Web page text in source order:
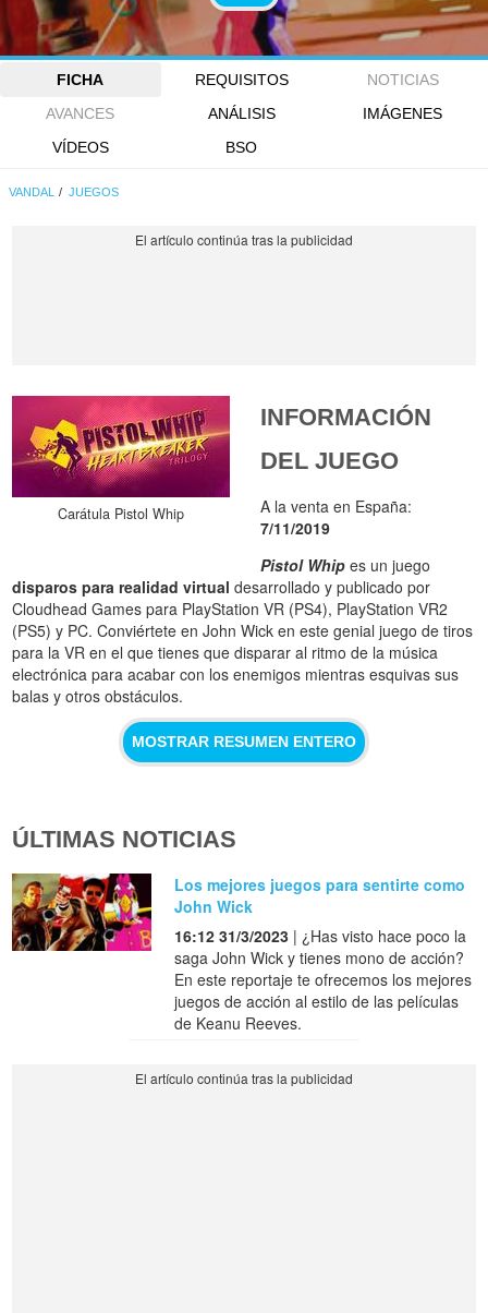
FICHA REQUISITOS
NOTICIAS
AVANCES
ANÁLISIS
IMÁGENES
VÍDEOS
BSO
VANDAL JUEGOS
Carátula Pistol Whip
INFORMACIÓN
DEL JUEGO
A la venta en España:
7/11/2019
Pistol Whip es un juego
disparos para realidad virtual desarrollado y publicado por
Cloudhead Games para PlayStation VR (PS4), PlayStation VR2
(PS5) y PC. Conviértete en John Wick en este genial juego de tiros
para la VR en el que tienes que disparar al ritmo de la música
electrónica para acabar con los enemigos mientras esquivas sus
balas y otros obstáculos.
MOSTRAR RESUMEN ENTERO
ÚLTIMAS NOTICIAS
Los mejores juegos para sentirte como
John Wick
16:12 31/3/2023 | ¿Has visto hace poco la
saga John Wick y tienes mono de acción?
En este reportaje te ofrecemos los mejores
juegos de acción al estilo de las películas
de Keanu Reeves.